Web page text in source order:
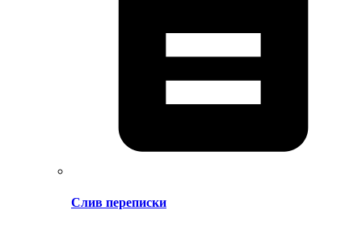
Слив переписки